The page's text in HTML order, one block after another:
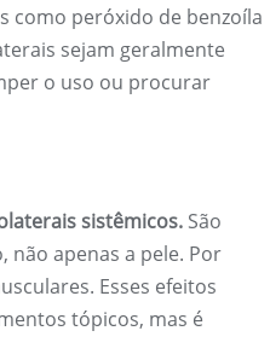
como peróxido de benzoíla
sejam geralmente
o uso ou procurar
sistêmicos. São
apenas a pele. Por
Esses efeitos
tópicos, mas é